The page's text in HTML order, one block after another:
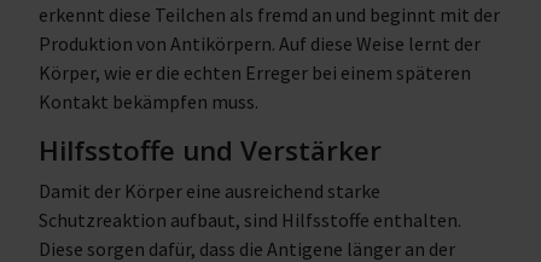
erkennt diese Teilchen als fremd an und beginnt mit der
Produktion von Antikörpern. Auf diese Weise lernt der
Körper, wie er die echten Erreger bei einem späteren
Kontakt bekämpfen muss.
Hilfsstoffe und Verstärker
Damit der Körper eine ausreichend starke
Schutzreaktion aufbaut, sind Hilfsstoffe enthalten.
Diese sorgen dafür, dass die Antigene länger an der